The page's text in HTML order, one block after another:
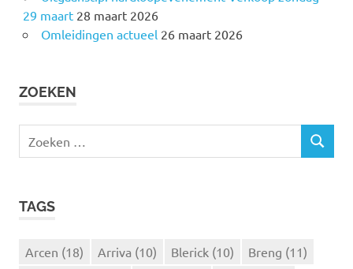
29 maart 28 maart 2026
Omleidingen actueel 26 maart 2026
ZOEKEN
e
Z
TAGS
Arcen (18) Arriva (10) Blerick (10) Breng (11)